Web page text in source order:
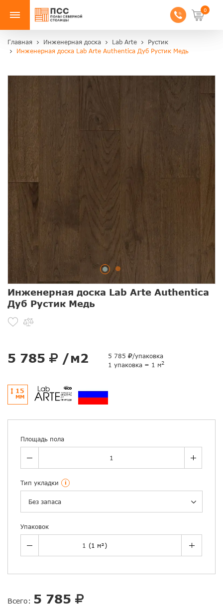
0
Главная Инженерная доска Lab Arte
Рустик
Инженерная доска Lab Arte Authentica Дуб Рустик Медь
Инженерная доска Lab Arte Authentica
Дуб Рустик Медь
5 785 /м2 5 785
/упаковка
1 упаковка = 1 м2
15
ММ
Площадь пола
Тип укладки i
Без запаса
Упаковок
Всего: 5 785